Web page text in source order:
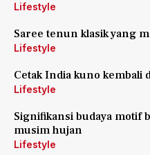
Lifestyle
Saree tenun klasik yang
Lifestyle
Cetak India kuno kembali
Lifestyle
Signifikansi budaya motif
musim hujan
Lifestyle